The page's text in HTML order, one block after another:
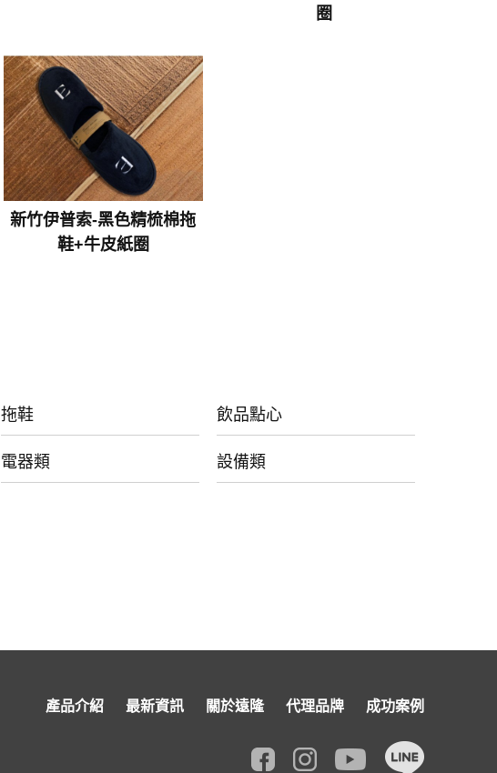
圈
新竹伊普索-黑色精梳棉拖
鞋+牛皮紙圈
拖鞋 飲品點心
電器類 設備類
產品介紹 最新資訊 關於遠隆 代理品牌 成功案例